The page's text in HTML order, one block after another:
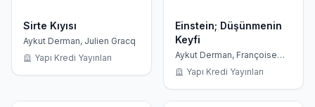
Sirte Kıyısı
Aykut Derman, Julien Gracq
Yapı Kredi Yayınları
Einstein; Düşünmenin
Keyfi
Aykut Derman, Françoise
Balibar
Yapı Kredi Yayınları